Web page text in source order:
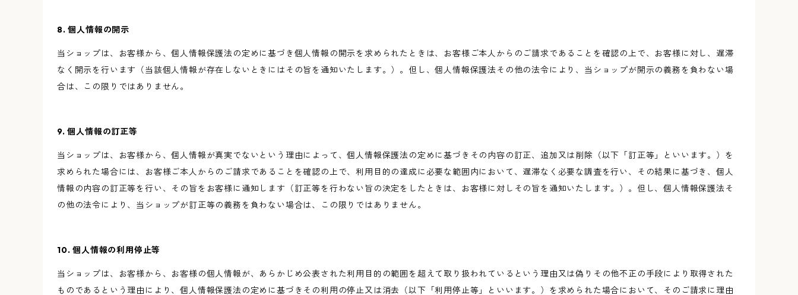
8. 個人情報の開示
当ショップは、お客様から、個人情報保護法の定めに基づき個人情報の開示を求められたときは、お客様ご本人からのご請求であることを確認の上で、お客様に対し、遅滞
なく開示を行います（当該個人情報が存在しないときにはその旨を通知いたします。）。但し、個人情報保護法その他の法令により、当ショップが開示の義務を負わない場
合は、この限りではありません。
9. 個人情報の訂正等
当ショップは、お客様から、個人情報が真実でないという理由によって、個人情報保護法の定めに基づきその内容の訂正、追加又は削除（以下「訂正等」といいます。）を
求められた場合には、お客様ご本人からのご請求であることを確認の上で、利用目的の達成に必要な範囲内において、遅滞なく必要な調査を行い、その結果に基づき、個人
情報の内容の訂正等を行い、その旨をお客様に通知します（訂正等を行わない旨の決定をしたときは、お客様に対しその旨を通知いたします。）。但し、個人情報保護法そ
の他の法令により、当ショップが訂正等の義務を負わない場合は、この限りではありません。
10. 個人情報の利用停止等
当ショップは、お客様から、お客様の個人情報が、あらかじめ公表された利用目的の範囲を超えて取り扱われているという理由又は偽りその他不正の手段により取得された
ものであるという理由により、個人情報保護法の定めに基づきその利用の停止又は消去（以下「利用停止等」といいます。）を求められた場合において、そのご請求に理由